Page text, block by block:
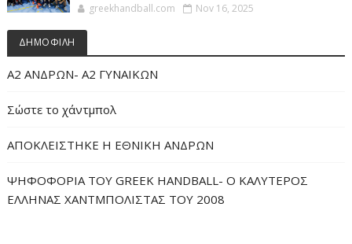
greekhandball.com Nov 16, 2025
ΔΗΜΟΦΙΛΗ
Α2 ΑΝΔΡΩΝ- Α2 ΓΥΝΑΙΚΩΝ
Σώστε το χάντμπολ
ΑΠΟΚΛΕΙΣΤΗΚΕ Η ΕΘΝΙΚΗ ΑΝΔΡΩΝ
ΨΗΦΟΦΟΡΙΑ ΤΟΥ GREEK HANDBALL- O ΚΑΛΥΤΕΡΟΣ
ΕΛΛΗΝΑΣ ΧΑΝΤΜΠΟΛΙΣΤΑΣ ΤΟΥ 2008